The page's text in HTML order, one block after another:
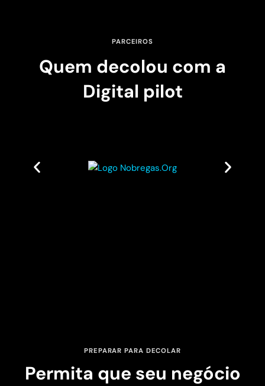
PARCEIROS
Quem decolou com a
Digital pilot
PREPARAR PARA DECOLAR
Permita que seu negócio